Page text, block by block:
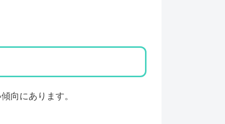
向にあります。